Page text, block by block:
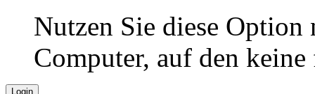
Nutzen Sie diese
Computer, auf den